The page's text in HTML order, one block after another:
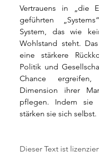
Vertrauens in „die
geführten
System, das wie
Wohlstand steht.
eine stärkere
Politik und
Chance
Dimension ihrer
pflegen. Indem sie
stärken sie sich selbst.
Dieser Text ist